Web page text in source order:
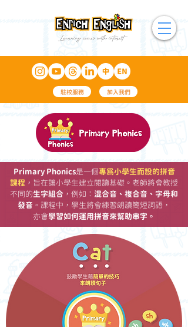
駐校服務 加入我們
Primary Phonics是一個專為小學生而設的拼音
課程 ，旨在讓小學生建立閱讀基礎。老師將會教授
不同的生字組合 ，例如： 混合音、複合音、字母和
發音 。課程中，學生將會練習朗讀簡短詞語，
亦會學習如何運用拼音來幫助串字。